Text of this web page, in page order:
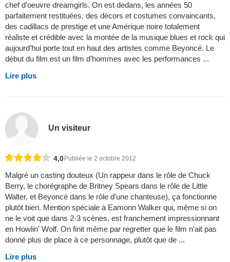
chef d’oeuvre dreamgirls. On est dedans, les années 50
parfaitement restituées, des décors et costumes convaincants,
des cadillacs de prestige et une Amérique noire totalement
réaliste et crédible avec la montée de la musique blues et rock qui
aujourd’hui porte tout en haut des artistes comme Beyoncé. Le
début du film est un film d’hommes avec les performances ...
Lire plus
Un visiteur
4,0Publiée le 2 octobre 2012
Malgré un casting douteux (Un rappeur dans le rôle de Chuck
Berry, le chorégraphe de Britney Spears dans le rôle de Little
Walter, et Beyoncé dans le rôle d'une chanteuse), ça fonctionne
plutôt bien. Mention spéciale à Eamonn Walker qui, même si on
ne le voit que dans 2-3 scènes, est franchement impressionnant
en Howlin' Wolf. On finit même par regretter que le film n'ait pas
donné plus de place à ce personnage, plutôt que de ...
Lire plus